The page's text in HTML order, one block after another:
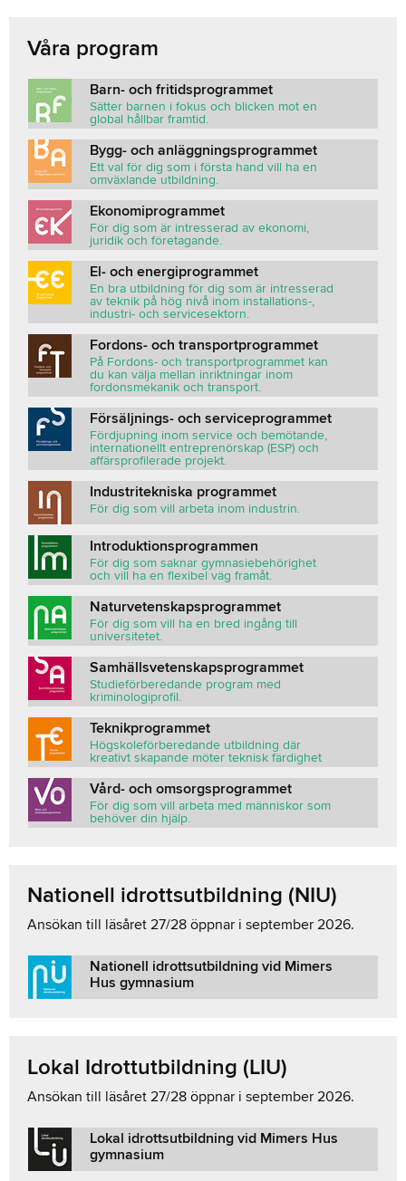
Våra program
Barn- och fritidsprogrammet
Sätter barnen i fokus och blicken mot en
global hållbar framtid.
Bygg- och anläggningsprogrammet
Ett val för dig som i första hand vill ha en
omväxlande utbildning.
Ekonomiprogrammet
För dig som är intresserad av ekonomi,
juridik och företagande.
El- och energiprogrammet
En bra utbildning för dig som är intresserad
av teknik på hög nivå inom installations-,
industri- och servicesektorn.
Fordons- och transportprogrammet
På Fordons- och transportprogrammet kan
du kan välja mellan inriktningar inom
fordonsmekanik och transport.
Försäljnings- och serviceprogrammet
Fördjupning inom service och bemötande,
internationellt entreprenörskap (ESP) och
affärsprofilerade projekt.
Industritekniska programmet
För dig som vill arbeta inom industrin.
Introduktionsprogrammen
För dig som saknar gymnasiebehörighet
och vill ha en flexibel väg framåt.
Naturvetenskapsprogrammet
För dig som vill ha en bred ingång till
universitetet.
Samhällsvetenskapsprogrammet
Studieförberedande program med
kriminologiprofil.
Teknikprogrammet
Högskoleförberedande utbildning där
kreativt skapande möter teknisk färdighet
Vård- och omsorgsprogrammet
För dig som vill arbeta med människor som
behöver din hjälp.
Nationell idrottsutbildning (NIU)
Ansökan till läsåret 27/28 öppnar i september 2026.
Nationell idrottsutbildning vid Mimers
Hus gymnasium
Lokal Idrottutbildning (LIU)
Ansökan till läsåret 27/28 öppnar i september 2026.
Lokal idrottsutbildning vid Mimers Hus
gymnasium